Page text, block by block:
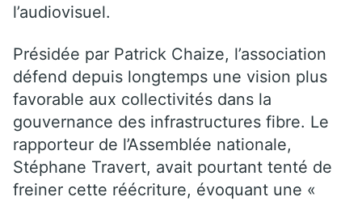
l’audiovisuel.
Présidée par Patrick Chaize, l’association
défend depuis longtemps une vision plus
favorable aux collectivités dans la
gouvernance des infrastructures fibre. Le
rapporteur de l’Assemblée nationale,
Stéphane Travert, avait pourtant tenté de
freiner cette réécriture, évoquant une «